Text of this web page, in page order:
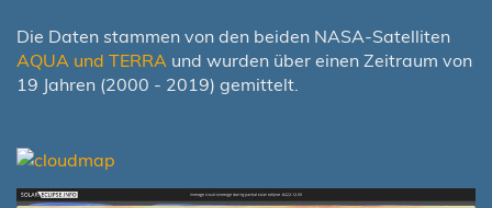
Die Daten stammen von den beiden NASA-Satelliten
AQUA und TERRA und wurden über einen Zeitraum von
19 Jahren (2000 - 2019) gemittelt.